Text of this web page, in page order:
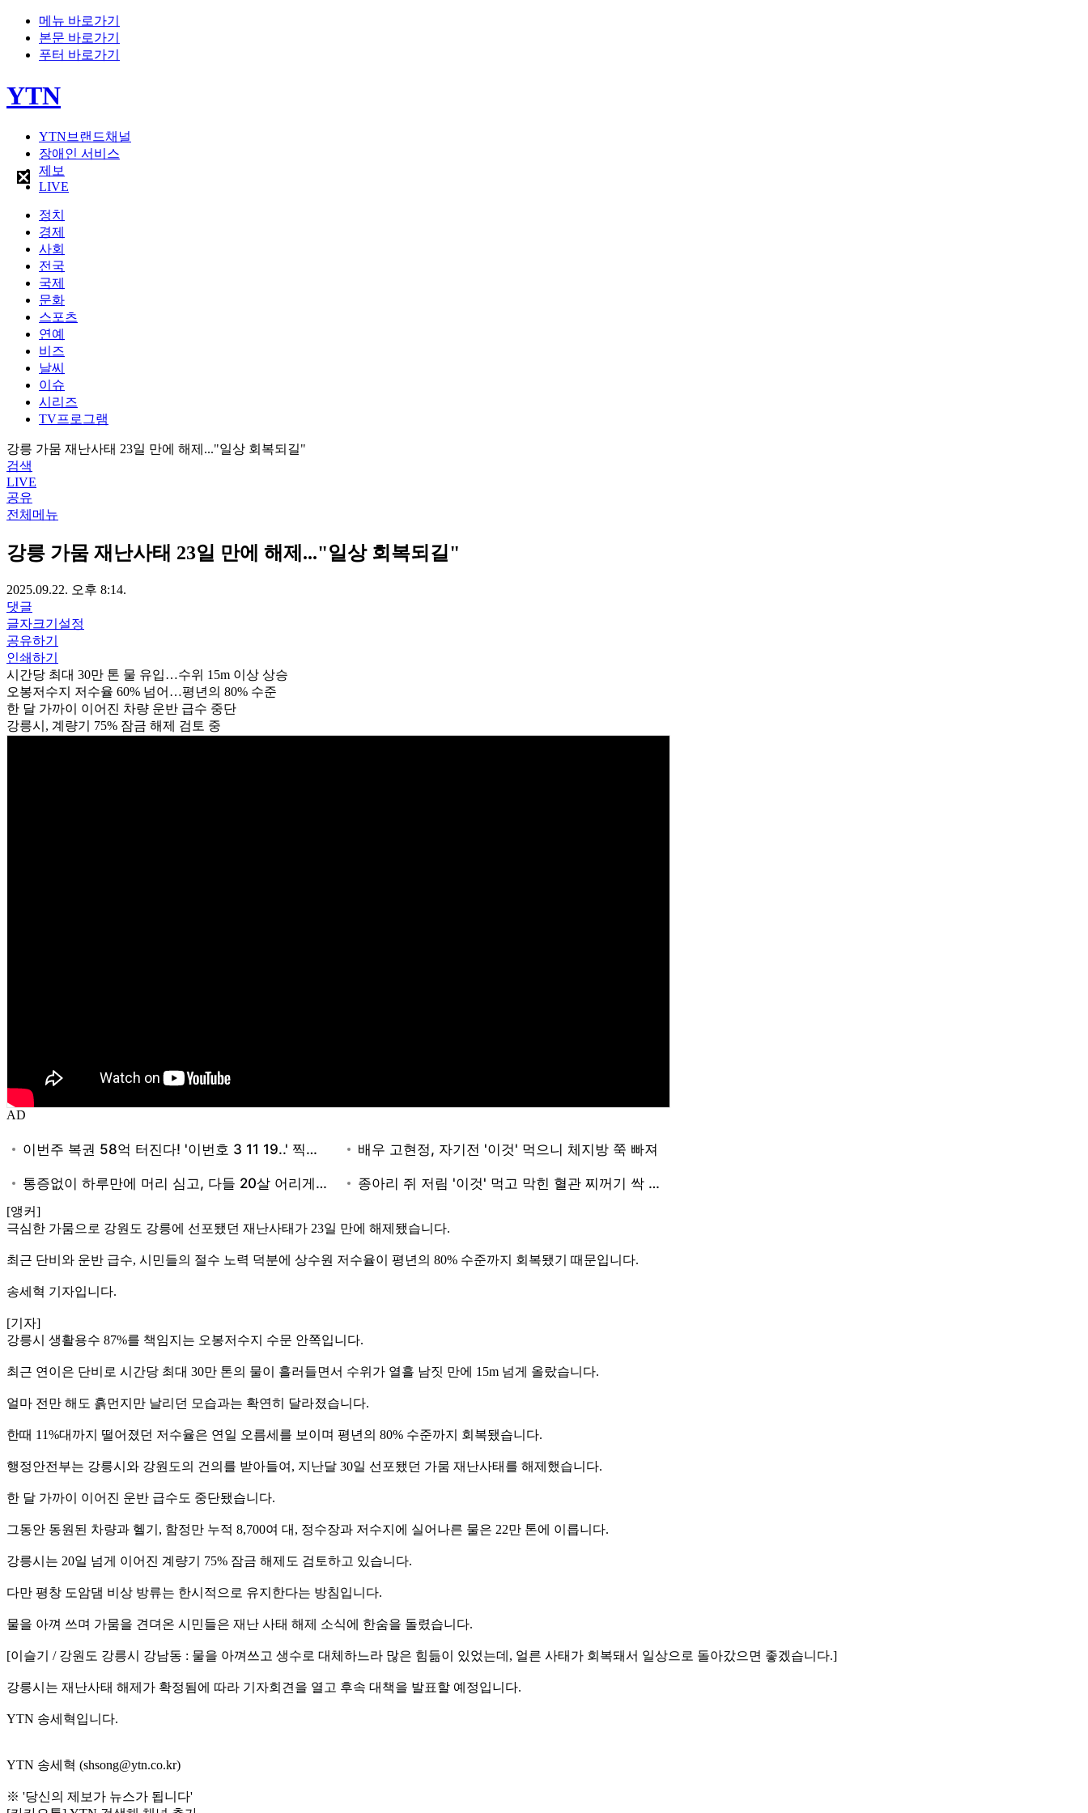
메뉴 바로가기
본문 바로가기
푸터 바로가기
YTN
YTN브랜드채널
장애인 서비스
제보
LIVE
정치
경제
사회
전국
국제
문화
스포츠
연예
비즈
날씨
이슈
시리즈
TV프로그램
강릉 가뭄 재난사태 23일 만에 해제..."일상 회복되길"
검색
LIVE
공유
전체메뉴
강릉 가뭄 재난사태 23일 만에 해제..."일상 회복되길"
2025.09.22. 오후 8:14.
댓글
글자크기설정
공유하기
인쇄하기
시간당 최대 30만 톤 물 유입…수위 15m 이상 상승
오봉저수지 저수율 60% 넘어…평년의 80% 수준
한 달 가까이 이어진 차량 운반 급수 중단
강릉시, 계량기 75% 잠금 해제 검토 중
AD
[앵커]
극심한 가뭄으로 강원도 강릉에 선포됐던 재난사태가 23일 만에 해제됐습니다.
최근 단비와 운반 급수, 시민들의 절수 노력 덕분에 상수원 저수율이 평년의 80% 수준까지 회복됐기 때문입니다.
송세혁 기자입니다.
[기자]
강릉시 생활용수 87%를 책임지는 오봉저수지 수문 안쪽입니다.
최근 연이은 단비로 시간당 최대 30만 톤의 물이 흘러들면서 수위가 열흘 남짓 만에 15m 넘게 올랐습니다.
얼마 전만 해도 흙먼지만 날리던 모습과는 확연히 달라졌습니다.
한때 11%대까지 떨어졌던 저수율은 연일 오름세를 보이며 평년의 80% 수준까지 회복됐습니다.
행정안전부는 강릉시와 강원도의 건의를 받아들여, 지난달 30일 선포됐던 가뭄 재난사태를 해제했습니다.
한 달 가까이 이어진 운반 급수도 중단됐습니다.
그동안 동원된 차량과 헬기, 함정만 누적 8,700여 대, 정수장과 저수지에 실어나른 물은 22만 톤에 이릅니다.
강릉시는 20일 넘게 이어진 계량기 75% 잠금 해제도 검토하고 있습니다.
다만 평창 도암댐 비상 방류는 한시적으로 유지한다는 방침입니다.
물을 아껴 쓰며 가뭄을 견뎌온 시민들은 재난 사태 해제 소식에 한숨을 돌렸습니다.
[이슬기 / 강원도 강릉시 강남동 : 물을 아껴쓰고 생수로 대체하느라 많은 힘듦이 있었는데, 얼른 사태가 회복돼서 일상으로 돌아갔으면 좋겠습니다.]
강릉시는 재난사태 해제가 확정됨에 따라 기자회견을 열고 후속 대책을 발표할 예정입니다.
YTN 송세혁입니다.
YTN 송세혁 (shsong@ytn.co.kr)
※ '당신의 제보가 뉴스가 됩니다'